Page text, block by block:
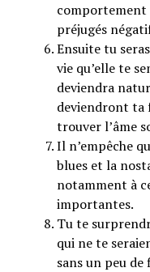
comportement
préjugés
Ensuite tu
vie qu’elle te
deviendra
deviendront ta
trouver l’âme
Il n’empêche
blues et la
notamment à
importantes.
Tu te
qui ne te
sans un peu de